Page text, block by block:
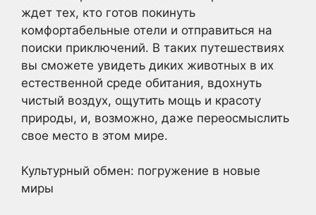
ждет тех, кто готов покинуть
комфортабельные отели и отправиться на
поиски приключений. В таких путешествиях
вы сможете увидеть диких животных в их
естественной среде обитания, вдохнуть
чистый воздух, ощутить мощь и красоту
природы, и, возможно, даже переосмыслить
свое место в этом мире.
Культурный обмен: погружение в новые
миры